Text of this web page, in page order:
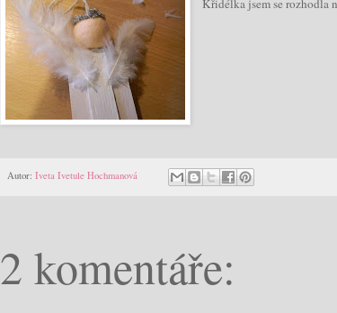
Křidélka jsem se rozhodla
Autor: Iveta Ivetule Hochmanová
2 komentáře: